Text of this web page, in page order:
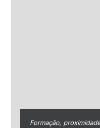
Formação,